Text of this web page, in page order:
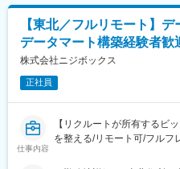
ダクトを作っている実感が
◎新機能を開発し、企画側に
ります！
◎タスクを自分で決めてい
を維持できる環境です。
◎データフィードやAPIを活
・BigQueryやBIツール（
・データサイエンティスト
◎データガバナンス・運用効
・権限管理やレポートスイー
・管理APIを用いた自動化・
■本ポジションの魅力：
◎社会的インパクトの大き
リクルートグループの大規
めた表記です。
【東北／フルリモート】
データマート構築経験者歓
株式会社ニジボックス
正社員
仕事内容
【リクルートが所有するビ
を整える/リモート可/フルフ